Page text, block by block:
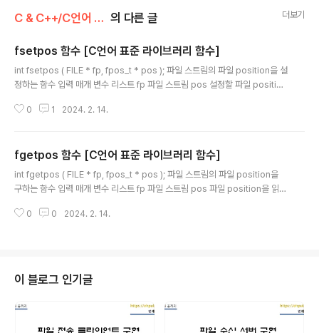
C & C++/C언어 표준 라이브러리 함수 의 다른 글 더보기
fsetpos 함수 [C언어 표준 라이브러리 함수]
int fsetpos ( FILE * fp, fpos_t * pos ); 파일 스트림의 파일 position을 설
정하는 함수 입력 매개 변수 리스트 fp 파일 스트림 pos 설정할 파일 position
0이 아닌 정수 사용 예 //C언어 표준 라이브러리 함수 가이드 //int fsetpos (
정보를 출력 #include #define MAX_NAME_LEN 20 typedef struct {
char name[MAX_NAME_LEN + 1];..
0 1 2024. 2. 14.
fgetpos 함수 [C언어 표준 라이브러리 함수]
int fgetpos ( FILE * fp, fpos_t * pos ); 파일 스트림의 파일 position을
구하는 함수 입력 매개 변수 리스트 fp 파일 스트림 pos 파일 position을 읽어
정수로 매우 큰 (2의 63승 -1 바이트) 파일에서의 파일 position을 확인할 수
의 파일 position을 구하는 함수 //커다란 파일을..
0 0 2024. 2. 14.
이 블로그 인기글